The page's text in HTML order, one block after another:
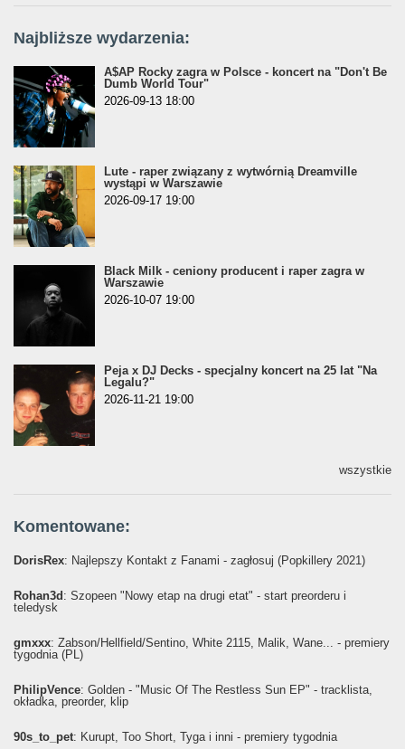
Najbliższe wydarzenia:
A$AP Rocky zagra w Polsce - koncert na "Don't Be
Dumb World Tour"
2026-09-13 18:00
Lute - raper związany z wytwórnią Dreamville
wystąpi w Warszawie
2026-09-17 19:00
Black Milk - ceniony producent i raper zagra w
Warszawie
2026-10-07 19:00
Peja x DJ Decks - specjalny koncert na 25 lat "Na
Legalu?"
2026-11-21 19:00
wszystkie
Komentowane:
DorisRex: Najlepszy Kontakt z Fanami - zagłosuj (Popkillery 2021)
Rohan3d: Szopeen "Nowy etap na drugi etat" - start preorderu i
teledysk
gmxxx: Żabson/Hellfield/Sentino, White 2115, Malik, Wane... - premiery
tygodnia (PL)
PhilipVence: Golden - "Music Of The Restless Sun EP" - tracklista,
okładka, preorder, klip
90s_to_pet: Kurupt, Too Short, Tyga i inni - premiery tygodnia